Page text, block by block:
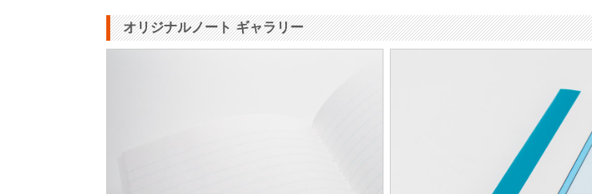
オリジナルノート ギャラリー